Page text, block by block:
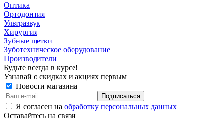
Оптика
Ортодонтия
Ультразвук
Хирургия
Зубные щетки
Зуботехническое оборудование
Производители
Будьте всегда в курсе!
Узнавай о скидках и акциях первым
Новости магазина
Я согласен на обработку персональных данных
Оставайтесь на связи